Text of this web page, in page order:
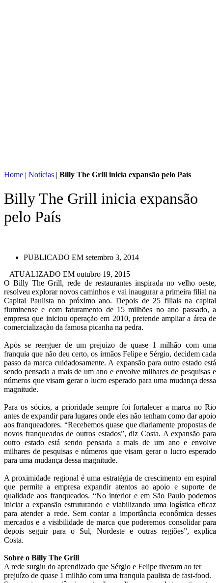
Home | Notícias | Billy The Grill inicia expansão pelo País
Billy The Grill inicia expansão
pelo País
PUBLICADO EM setembro 3, 2014
– ATUALIZADO EM outubro 19, 2015
O Billy The Grill, rede de restaurantes inspirada no velho oeste,
resolveu explorar novos caminhos e vai inaugurar a primeira filial na
Capital Paulista no próximo ano. Depois de 25 filiais na capital
fluminense e com faturamento de 15 milhões no ano passado, a
empresa que iniciou operação em 2010, pretende ampliar a área de
comercialização da famosa picanha na pedra.
Após se reerguer de um prejuízo de quase 1 milhão com uma
franquia que não deu certo, os irmãos Felipe e Sérgio, decidem cada
passo da marca cuidadosamente. A expansão para outro estado está
sendo pensada a mais de um ano e envolve milhares de pesquisas e
números que visam gerar o lucro esperado para uma mudança dessa
magnitude.
Para os sócios, a prioridade sempre foi fortalecer a marca no Rio
antes de expandir para lugares onde eles não tenham como dar apoio
aos franqueadores. “Recebemos quase que diariamente propostas de
novos franqueados de outros estados”, diz Costa. A expansão para
outro estado está sendo pensada a mais de um ano e envolve
milhares de pesquisas e números que visam gerar o lucro esperado
para uma mudança dessa magnitude.
A proximidade regional é uma estratégia de crescimento em espiral
que permite a empresa expandir atentos ao apoio e suporte de
qualidade aos franqueados. “No interior e em São Paulo podemos
iniciar a expansão estruturando e viabilizando uma logística eficaz
para atender a rede. Sem contar a importância econômica desses
mercados e a visibilidade de marca que poderemos consolidar para
depois seguir para o Sul, Nordeste e outras regiões”, explica
Costa.
Sobre o Billy The Grill
A rede surgiu do aprendizado que Sérgio e Felipe tiveram ao ter
prejuízo de quase 1 milhão com uma franquia paulista de fast-food.